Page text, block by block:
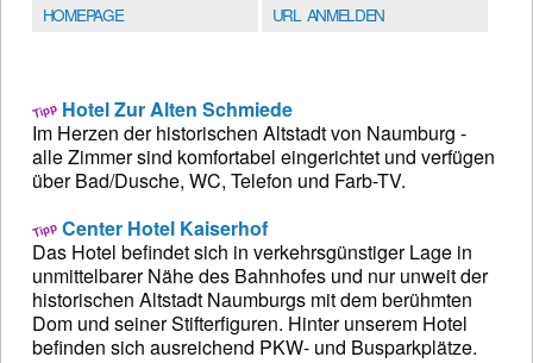
HOMEPAGE URL ANMELDEN
Hotel Zur Alten Schmiede
Im Herzen der historischen Altstadt von Naumburg -
alle Zimmer sind komfortabel eingerichtet und verfügen
über Bad/Dusche, WC, Telefon und Farb-TV.
Center Hotel Kaiserhof
Das Hotel befindet sich in verkehrsgünstiger Lage in
unmittelbarer Nähe des Bahnhofes und nur unweit der
historischen Altstadt Naumburgs mit dem berühmten
Dom und seiner Stifterfiguren. Hinter unserem Hotel
befinden sich ausreichend PKW- und Busparkplätze.